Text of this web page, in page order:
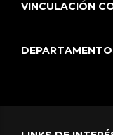
VINCULACIÓN